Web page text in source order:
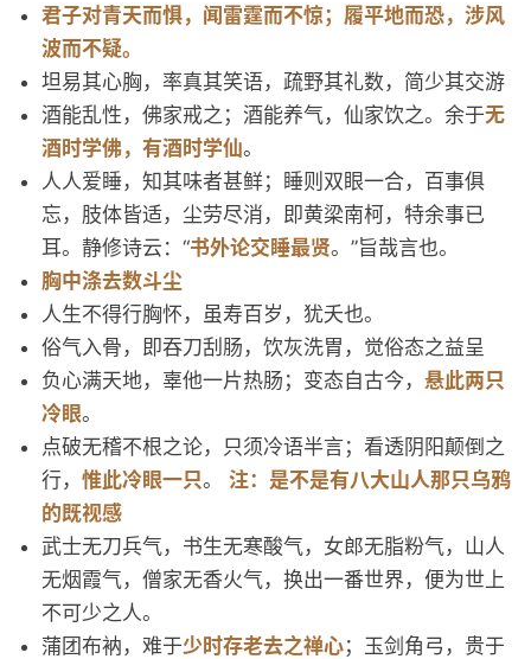
君子对青天而惧，闻雷霆而不惊；履平地而恐，涉风
波而不疑。
坦易其心胸，率真其笑语，疏野其礼数，简少其交游
酒能乱性，佛家戒之；酒能养气，仙家饮之。余于无
酒时学佛，有酒时学仙。
人人爱睡，知其味者甚鲜；睡则双眼一合，百事俱
忘，肢体皆适，尘劳尽消，即黄梁南柯，特余事已
耳。静修诗云：“书外论交睡最贤。”旨哉言也。
胸中涤去数斗尘
人生不得行胸怀，虽寿百岁，犹夭也。
俗气入骨，即吞刀刮肠，饮灰洗胃，觉俗态之益呈
负心满天地，辜他一片热肠；变态自古今， 悬此两只
冷眼。
点破无稽不根之论，只须冷语半言；看透阴阳颠倒之
行， 惟此冷眼一只。 注：是不是有八大山人那只乌鸦
的既视感
武士无刀兵气，书生无寒酸气，女郎无脂粉气，山人
无烟霞气，僧家无香火气，换出一番世界，便为世上
不可少之人。
蒲团布衲，难于少时存老去之禅心；玉剑角弓，贵于